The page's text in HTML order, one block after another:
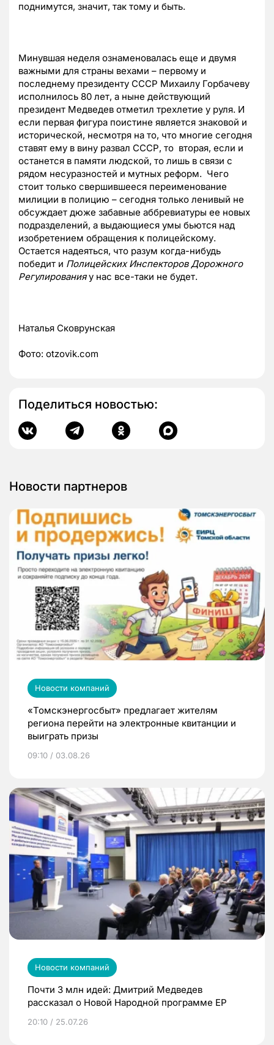
поднимутся, значит, так тому и быть.
Минувшая неделя ознаменовалась еще и двумя
важными для страны вехами – первому и
последнему президенту СССР Михаилу Горбачеву
исполнилось 80 лет, а ныне действующий
президент Медведев отметил трехлетие у руля. И
если первая фигура поистине является знаковой и
исторической, несмотря на то, что многие сегодня
ставят ему в вину развал СССР, то вторая, если и
останется в памяти людской, то лишь в связи с
рядом несуразностей и мутных реформ. Чего
стоит только свершившееся переименование
милиции в полицию – сегодня только ленивый не
обсуждает дюже забавные аббревиатуры ее новых
подразделений, а выдающиеся умы бьются над
изобретением обращения к полицейскому.
Остается надеяться, что разум когда-нибудь
победит и Полицейских Инспекторов Дорожного
Регулированияу нас все-таки не будет.
Наталья Сковрунская
Фото: otzovik.com
Поделиться новостью:
Новости партнеров
Новости компаний
«Томскэнергосбыт» предлагает жителям
региона перейти на электронные квитанции и
выиграть призы
09:10 / 03.08.26
Новости компаний
Почти 3 млн идей: Дмитрий Медведев
рассказал о Новой Народной программе ЕР
20:10 / 25.07.26